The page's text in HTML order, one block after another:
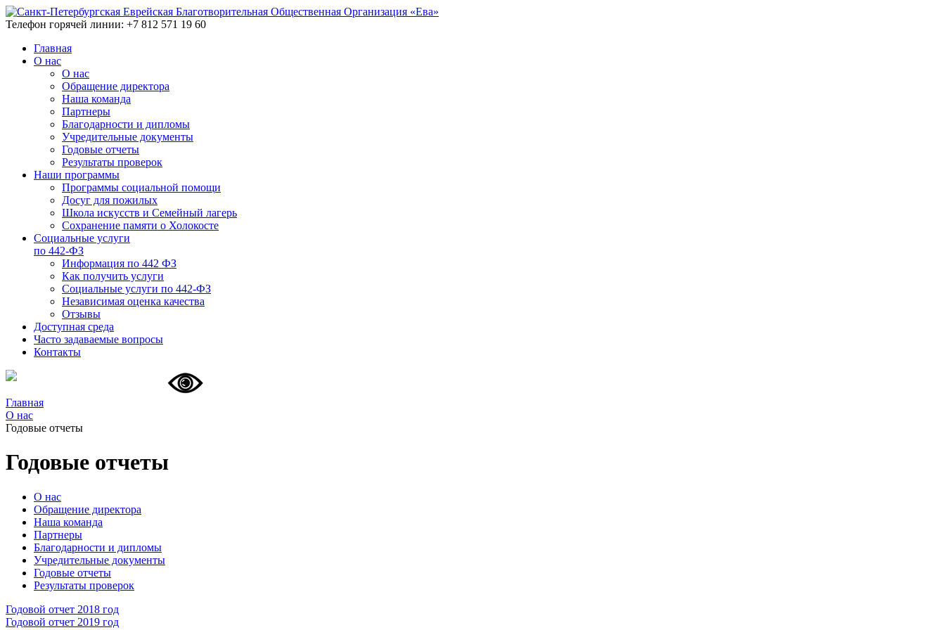
Телефон горячей линии: +7 812 571 19 60
Главная
О нас
О нас
Обращение директора
Наша команда
Партнеры
Благодарности и дипломы
Учредительные документы
Годовые отчеты
Результаты проверок
Наши программы
Программы социальной помощи
Досуг для пожилых
Школа искусств и Семейный лагерь
Сохранение памяти о Холокосте
Социальные услуги
по 442-ФЗ
Информация по 442 ФЗ
Как получить услуги
Социальные услуги по 442-ФЗ
Независимая оценка качества
Отзывы
Доступная среда
Часто задаваемые вопросы
Контакты
Главная
О нас
Годовые отчеты
Годовые отчеты
О нас
Обращение директора
Наша команда
Партнеры
Благодарности и дипломы
Учредительные документы
Годовые отчеты
Результаты проверок
Годовой отчет 2018 год
Годовой отчет 2019 год